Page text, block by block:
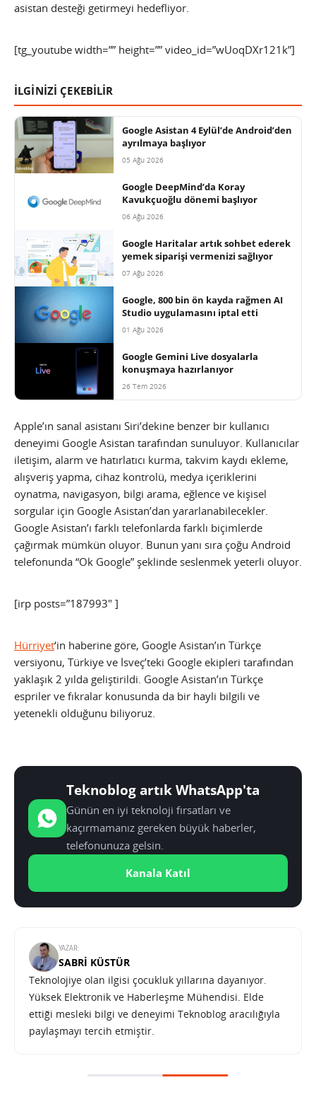
asistan desteği getirmeyi hedefliyor.
[tg_youtube width=”” height=”” video_id=”wUoqDXr121k”]
İLGİNİZİ ÇEKEBİLİR
Google Asistan 4 Eylül’de Android’den
ayrılmaya başlıyor
05 Ağu 2026
Google DeepMind’da Koray
Kavukçuoğlu dönemi başlıyor
06 Ağu 2026
Google Haritalar artık sohbet ederek
yemek siparişi vermenizi sağlıyor
07 Ağu 2026
Google, 800 bin ön kayda rağmen AI
Studio uygulamasını iptal etti
01 Ağu 2026
Google Gemini Live dosyalarla
konuşmaya hazırlanıyor
26 Tem 2026
Apple’ın sanal asistanı Siri’dekine benzer bir kullanıcı
deneyimi Google Asistan tarafından sunuluyor. Kullanıcılar
iletişim, alarm ve hatırlatıcı kurma, takvim kaydı ekleme,
alışveriş yapma, cihaz kontrolü, medya içeriklerini
oynatma, navigasyon, bilgi arama, eğlence ve kişisel
sorgular için Google Asistan’dan yararlanabilecekler.
Google Asistan’ı farklı telefonlarda farklı biçimlerde
çağırmak mümkün oluyor. Bunun yanı sıra çoğu Android
telefonunda “Ok Google” şeklinde seslenmek yeterli oluyor.
[irp posts=”187993″ ]
Hürriyet‘in haberine göre, Google Asistan’ın Türkçe
versiyonu, Türkiye ve İsveç’teki Google ekipleri tarafından
yaklaşık 2 yılda geliştirildi. Google Asistan’ın Türkçe
espriler ve fıkralar konusunda da bir hayli bilgili ve
yetenekli olduğunu biliyoruz.
Teknoblog artık WhatsApp'ta
Günün en iyi teknoloji fırsatları ve
kaçırmamanız gereken büyük haberler,
telefonunuza gelsin.
Kanala Katıl
YAZAR:
SABRI KÜSTÜR
Teknolojiye olan ilgisi çocukluk yıllarına dayanıyor.
Yüksek Elektronik ve Haberleşme Mühendisi. Elde
ettiği mesleki bilgi ve deneyimi Teknoblog aracılığıyla
paylaşmayı tercih etmiştir.